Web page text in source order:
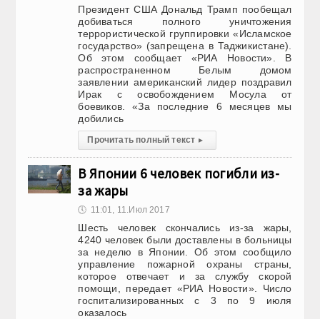
Президент США Дональд Трамп пообещал
добиваться полного уничтожения
террористической группировки «Исламское
государство» (запрещена в Таджикистане).
Об этом сообщает «РИА Новости». В
распространенном Белым домом
заявлении американский лидер поздравил
Ирак с освобождением Мосула от
боевиков. «За последние 6 месяцев мы
добились
Прочитать полный текст ▸
В Японии 6 человек погибли из-
за жары
🕔 11:01, 11.Июл 2017
Шесть человек скончались из-за жары,
4240 человек были доставлены в больницы
за неделю в Японии. Об этом сообщило
управление пожарной охраны страны,
которое отвечает и за службу скорой
помощи, передает «РИА Новости». Число
госпитализированных с 3 по 9 июля
оказалось